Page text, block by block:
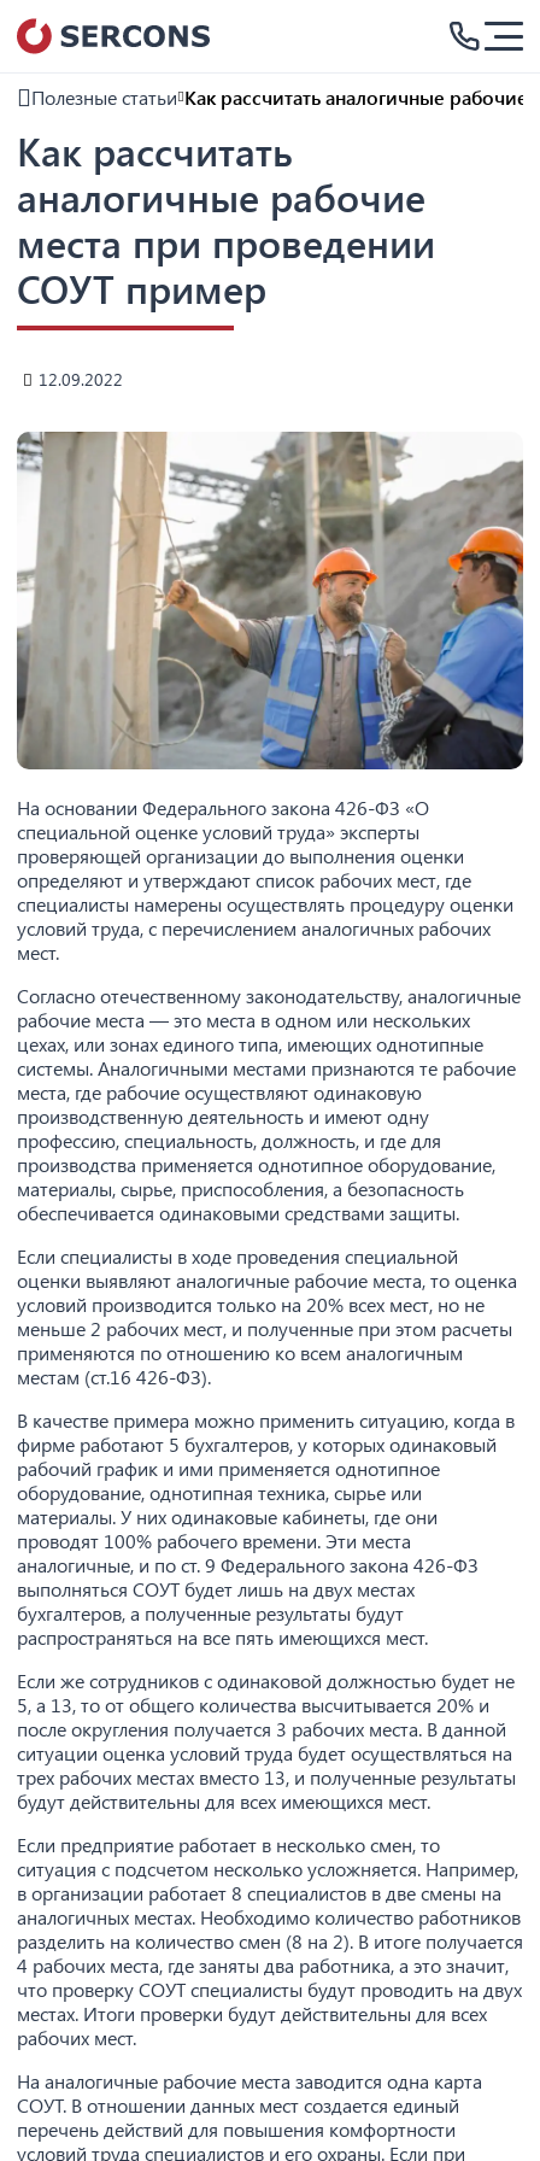
Полезные статьи Как рассчитать аналогичные
Как рассчитать
аналогичные рабочие
места при проведении
СОУТ пример
12.09.2022
На основании Федерального закона 426-ФЗ «О
специальной оценке условий труда» эксперты
проверяющей организации до выполнения оценки
определяют и утверждают список рабочих мест, где
специалисты намерены осуществлять процедуру оценки
условий труда, с перечислением аналогичных рабочих
мест.
Согласно отечественному законодательству, аналогичные
рабочие места — это места в одном или нескольких
цехах, или зонах единого типа, имеющих однотипные
системы. Аналогичными местами признаются те рабочие
места, где рабочие осуществляют одинаковую
производственную деятельность и имеют одну
профессию, специальность, должность, и где для
производства применяется однотипное оборудование,
материалы, сырье, приспособления, а безопасность
обеспечивается одинаковыми средствами защиты.
Если специалисты в ходе проведения специальной
оценки выявляют аналогичные рабочие места, то оценка
условий производится только на 20% всех мест, но не
меньше 2 рабочих мест, и полученные при этом расчеты
применяются по отношению ко всем аналогичным
местам (ст.16 426-ФЗ).
В качестве примера можно применить ситуацию, когда в
фирме работают 5 бухгалтеров, у которых одинаковый
рабочий график и ими применяется однотипное
оборудование, однотипная техника, сырье или
материалы. У них одинаковые кабинеты, где они
проводят 100% рабочего времени. Эти места
аналогичные, и по ст. 9 Федерального закона 426-ФЗ
выполняться СОУТ будет лишь на двух местах
бухгалтеров, а полученные результаты будут
распространяться на все пять имеющихся мест.
Если же сотрудников с одинаковой должностью будет не
5, а 13, то от общего количества высчитывается 20% и
после округления получается 3 рабочих места. В данной
ситуации оценка условий труда будет осуществляться на
трех рабочих местах вместо 13, и полученные результаты
будут действительны для всех имеющихся мест.
Если предприятие работает в несколько смен, то
ситуация с подсчетом несколько усложняется. Например,
в организации работает 8 специалистов в две смены на
аналогичных местах. Необходимо количество работников
разделить на количество смен (8 на 2). В итоге получается
4 рабочих места, где заняты два работника, а это значит,
что проверку СОУТ специалисты будут проводить на двух
местах. Итоги проверки будут действительны для всех
рабочих мест.
На аналогичные рабочие места заводится одна карта
СОУТ. В отношении данных мест создается единый
перечень действий для повышения комфортности
условий труда специалистов и его охраны. Если при